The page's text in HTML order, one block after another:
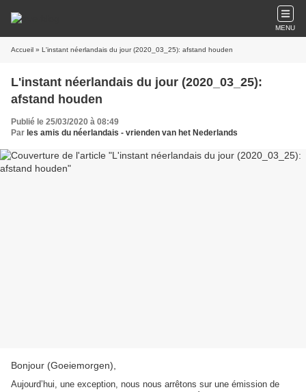
MENU
Accueil » L'instant néerlandais du jour (2020_03_25): afstand houden
L'instant néerlandais du jour (2020_03_25):
afstand houden
Publié le 25/03/2020 à 08:49
Par les amis du néerlandais - vrienden van het Nederlands
Bonjour (Goeiemorgen),
Aujourd’hui, une exception, nous nous arrêtons sur une émission de